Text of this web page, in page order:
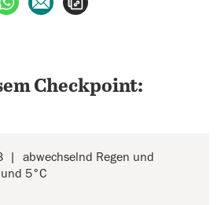
Checkpoint:
abwechselnd Regen und
5°C